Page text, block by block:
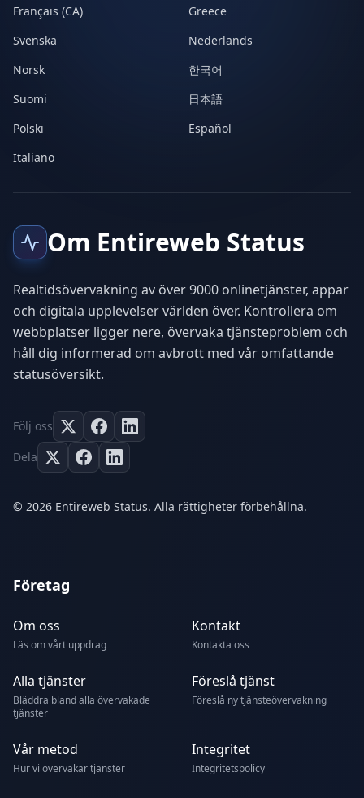
Français (CA)
Greece
Svenska
Nederlands
Norsk
한국어
Suomi
日本語
Polski
Español
Italiano
Om Entireweb Status
Realtidsövervakning av över 9000 onlinetjänster, appar
och digitala upplevelser världen över. Kontrollera om
webbplatser ligger nere, övervaka tjänsteproblem och
håll dig informerad om avbrott med vår omfattande
statusöversikt.
Följ oss
Dela
© 2026 Entireweb Status. Alla rättigheter förbehållna.
Företag
Om oss
Läs om vårt uppdrag
Kontakt
Kontakta oss
Alla tjänster
Bläddra bland alla övervakade
tjänster
Föreslå tjänst
Föreslå ny tjänsteövervakning
Vår metod
Hur vi övervakar tjänster
Integritet
Integritetspolicy